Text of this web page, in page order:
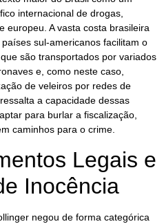
internacional de drogas,
europeu. A vasta costa brasileira
sul-americanos facilitam o
são transportados por variados
e, como neste caso,
de veleiros por redes de
a capacidade dessas
para burlar a fiscalização,
caminhos para o crime.
Legais e
Inocência
negou de forma categórica